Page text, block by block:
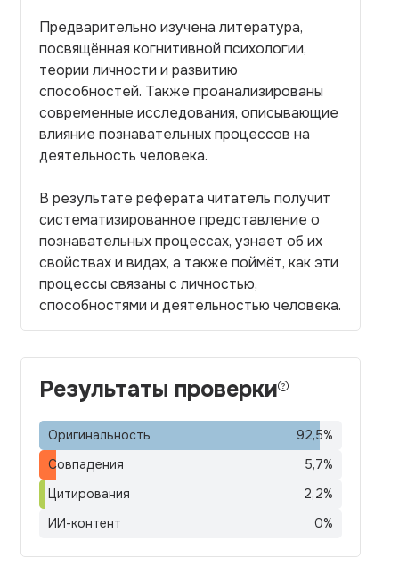
Предварительно изучена литература,
посвящённая когнитивной психологии,
теории личности и развитию
способностей. Также проанализированы
современные исследования, описывающие
влияние познавательных процессов на
деятельность человека.
В результате реферата читатель получит
систематизированное представление о
познавательных процессах, узнает об их
свойствах и видах, а также поймёт, как эти
процессы связаны с личностью,
способностями и деятельностью человека.
Результаты проверки
Оригинальность 92,5%
Совпадения
5,7%
Цитирования
2,2%
ИИ-контент
0%